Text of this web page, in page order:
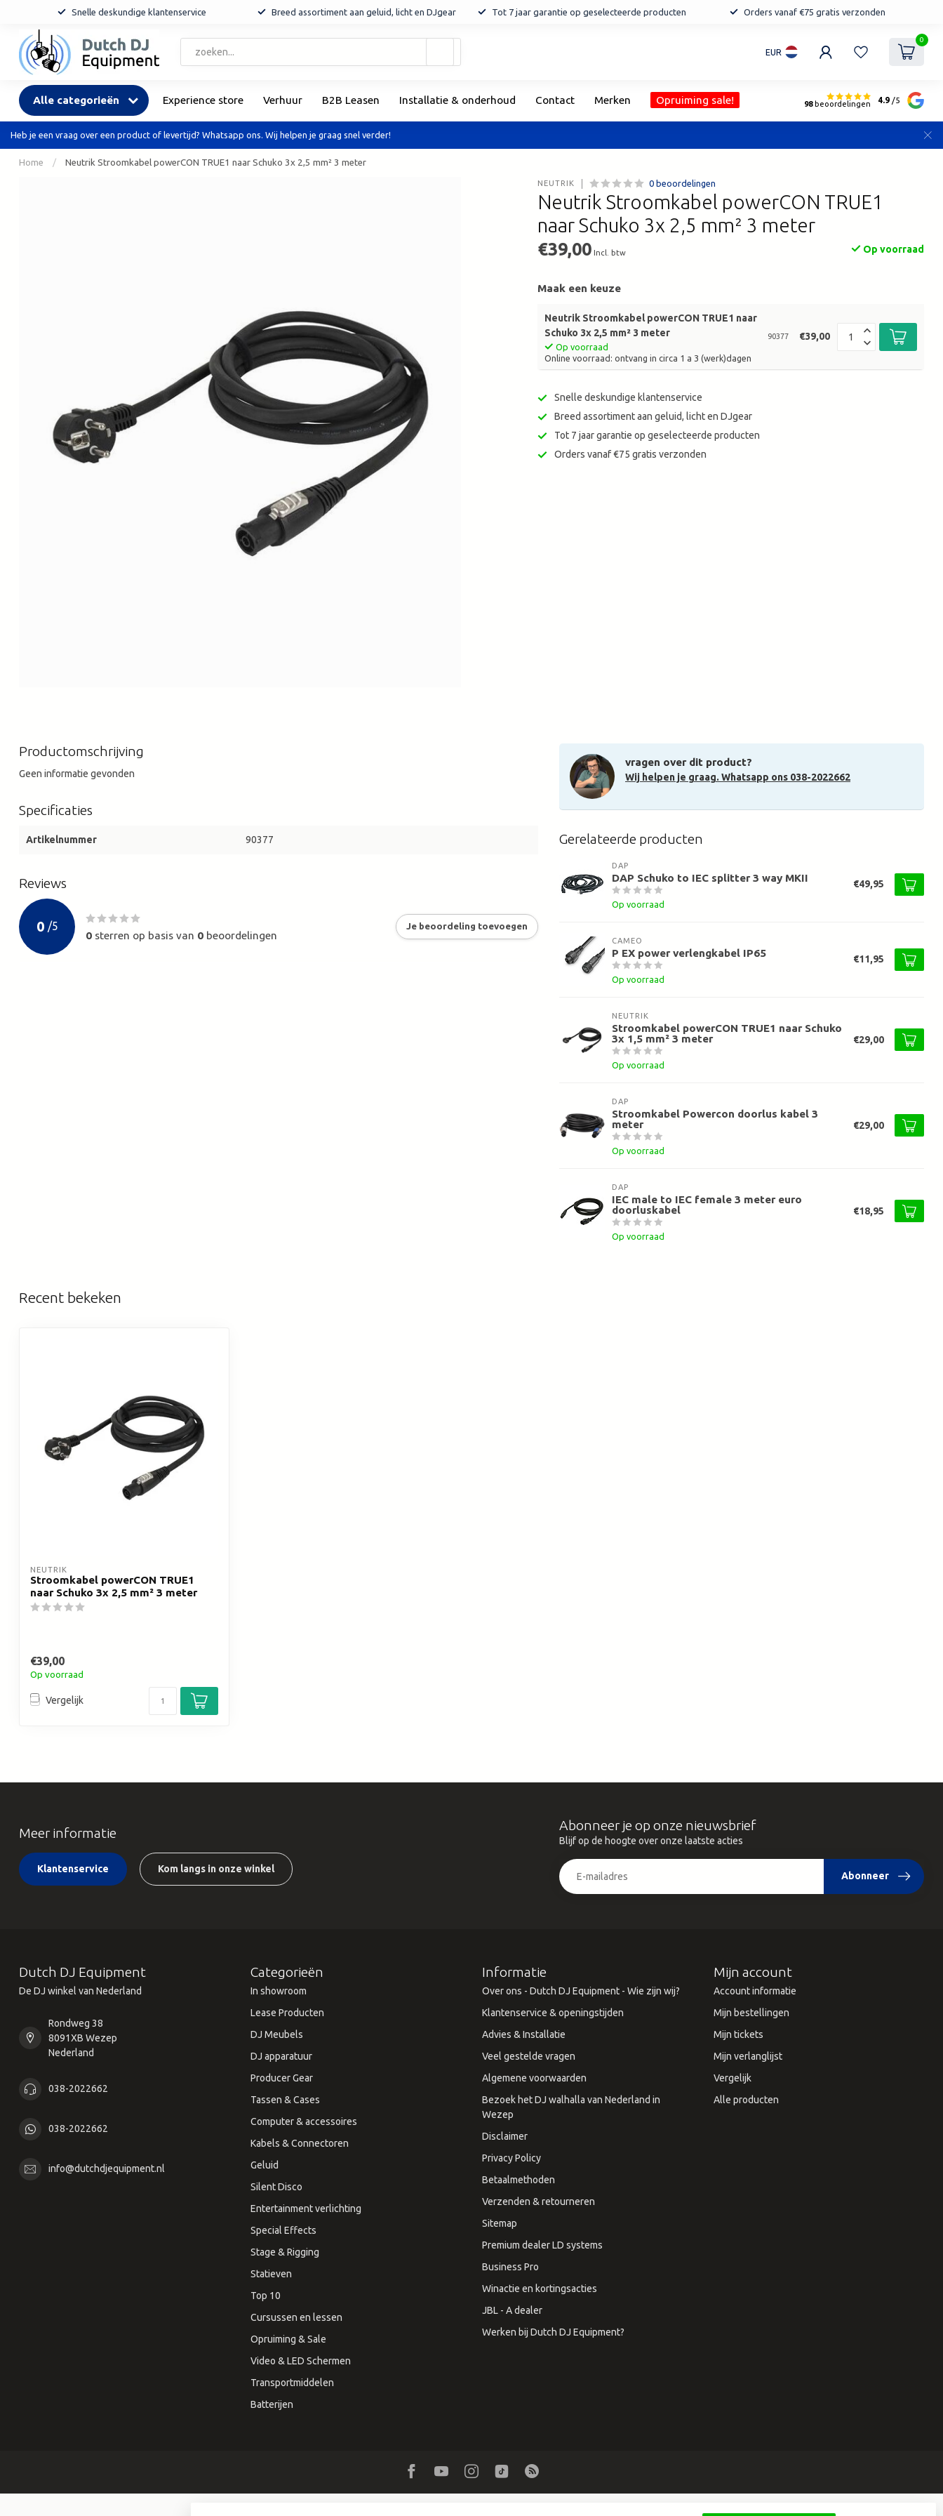
Snelle deskundige klantenservice Breed assortiment aan geluid, licht en DJgear Tot 7 jaar garantie op geselecteerde producten Orders vanaf €75 gratis verzonden
en
een
EUR
0
Alle categorieën Experience store Verhuur B2B Leasen Installatie & onderhoud Contact Merken Opruiming sale! 98beoordelingen 4.9 /5
Heb je een vraag over een product of levertijd? Whatsapp ons. Wij helpen je graag snel verder!
Home / Neutrik Stroomkabel powerCON TRUE1 naar Schuko 3x 2,5 mm² 3 meter
NEUTRIK 0 beoordelingen
Neutrik Stroomkabel powerCON TRUE1
naar Schuko 3x 2,5 mm² 3 meter
€39,00 Incl. btw Op voorraad
Maak een keuze
Neutrik Stroomkabel powerCON TRUE1 naar
Schuko 3x 2,5 mm² 3 meter
Op voorraad
Online voorraad: ontvang in circa 1 a 3 (werk)dagen
90377 €39,00
Snelle deskundige klantenservice
Breed assortiment aan geluid, licht en DJgear
Tot 7 jaar garantie op geselecteerde producten
Orders vanaf €75 gratis verzonden
Productomschrijving
Geen informatie gevonden
Specificaties
Artikelnummer 90377
Reviews
0 /5
0 sterren op basis van 0 beoordelingen
Je beoordeling toevoegen
vragen over dit product?
Wij helpen je graag. Whatsapp ons 038-2022662
Gerelateerde producten
DAP
DAP Schuko to IEC splitter 3 way MKII
Op voorraad
€49,95
CAMEO
P EX power verlengkabel IP65
Op voorraad
€11,95
NEUTRIK
Stroomkabel powerCON TRUE1 naar Schuko
3x 1,5 mm² 3 meter
Op voorraad
€29,00
DAP
Stroomkabel Powercon doorlus kabel 3
meter
Op voorraad
€29,00
DAP
IEC male to IEC female 3 meter euro
doorluskabel
Op voorraad
€18,95
Recent bekeken
NEUTRIK
Stroomkabel powerCON TRUE1
naar Schuko 3x 2,5 mm² 3 meter
€39,00
Op voorraad
Vergelijk
Meer informatie
Klantenservice Kom langs in onze winkel
Abonneer je op onze nieuwsbrief
Blijf op de hoogte over onze laatste acties
Abonneer
Dutch DJ Equipment
De DJ winkel van Nederland
Rondweg 38
8091XB Wezep
Nederland
038-2022662
038-2022662
info@dutchdjequipment.nl
Categorieën
In showroom
Lease Producten
DJ Meubels
DJ apparatuur
Producer Gear
Tassen & Cases
Computer & accessoires
Kabels & Connectoren
Geluid
Silent Disco
Entertainment verlichting
Special Effects
Stage & Rigging
Statieven
Top 10
Cursussen en lessen
Opruiming & Sale
Video & LED Schermen
Transportmiddelen
Batterijen
Informatie
Over ons - Dutch DJ Equipment - Wie zijn wij?
Klantenservice & openingstijden
Advies & Installatie
Veel gestelde vragen
Algemene voorwaarden
Bezoek het DJ walhalla van Nederland in
Wezep
Disclaimer
Privacy Policy
Betaalmethoden
Verzenden & retourneren
Sitemap
Premium dealer LD systems
Business Pro
Winactie en kortingsacties
JBL - A dealer
Werken bij Dutch DJ Equipment?
Mijn account
Account informatie
Mijn bestellingen
Mijn tickets
Mijn verlanglijst
Vergelijk
Alle producten